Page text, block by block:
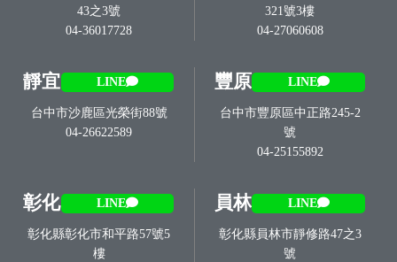
43之3號
04-36017728
321號3樓
04-27060608
靜宜 LINE
台中市沙鹿區光榮街88號
04-26622589
豐原 LINE
台中市豐原區中正路245-2
號
04-25155892
彰化 LINE
彰化縣彰化市和平路57號5
樓
員林 LINE
彰化縣員林市靜修路47之3
號